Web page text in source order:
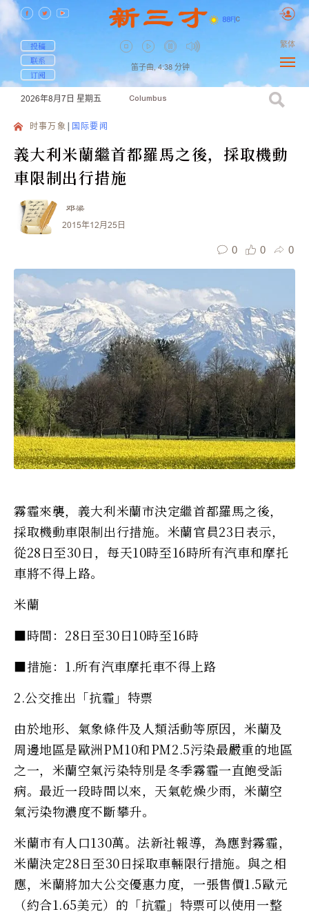
88F| C
投稿
联系
订阅
笛子曲, 4:38 分钟
繁体
2026年8月7日 星期五 Columbus
时事万象 国际要闻
義大利米蘭繼首都羅馬之後，採取機動
車限制出行措施
邓梁
2015年12月25日
0 0 0
霧霾來襲，義大利米蘭市決定繼首都羅馬之後，
採取機動車限制出行措施。米蘭官員23日表示，
從28日至30日，每天10時至16時所有汽車和摩托
車將不得上路。
米蘭
■時間：28日至30日10時至16時
■措施：1.所有汽車摩托車不得上路
2.公交推出「抗霾」特票
由於地形、氣象條件及人類活動等原因，米蘭及
周邊地區是歐洲PM10和PM2.5污染最嚴重的地區
之一，米蘭空氣污染特別是冬季霧霾一直飽受詬
病。最近一段時間以來，天氣乾燥少雨，米蘭空
氣污染物濃度不斷攀升。
米蘭市有人口130萬。法新社報導，為應對霧霾，
米蘭決定28日至30日採取車輛限行措施。與之相
應，米蘭將加大公交優惠力度，一張售價1.5歐元
（約合1.65美元）的「抗霾」特票可以使用一整